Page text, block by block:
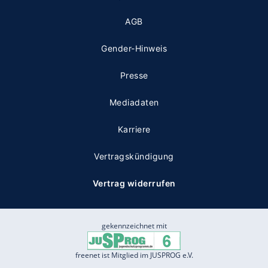
AGB
Gender-Hinweis
Presse
Mediadaten
Karriere
Vertragskündigung
Vertrag widerrufen
gekennzeichnet mit
freenet ist Mitglied im JUSPROG e.V.